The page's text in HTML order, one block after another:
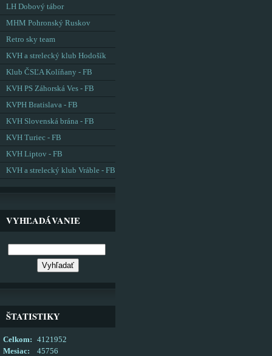
LH Dobový tábor
MHM Pohronský Ruskov
Retro sky team
KVH a strelecký klub Hodošík
Klub ČSĽA Kolíňany - FB
KVH PS Záhorská Ves - FB
KVPH Bratislava - FB
KVH Slovenská brána - FB
KVH Turiec - FB
KVH Liptov - FB
KVH a strelecký klub Vráble - FB
VYHĽADÁVANIE
ŠTATISTIKY
Celkom:
4121952
Mesiac:
45756